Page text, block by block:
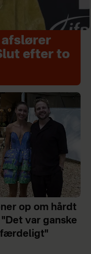
efter to
op om hårdt
"Det var ganske